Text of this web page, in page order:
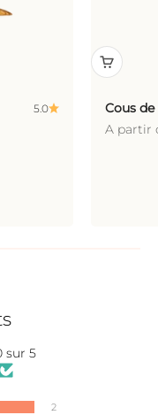
5.0
Cous
Prix de
A partir
sur 5
2